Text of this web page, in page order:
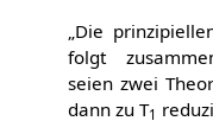
„Die
folgt
seien zwei
dann zu T1